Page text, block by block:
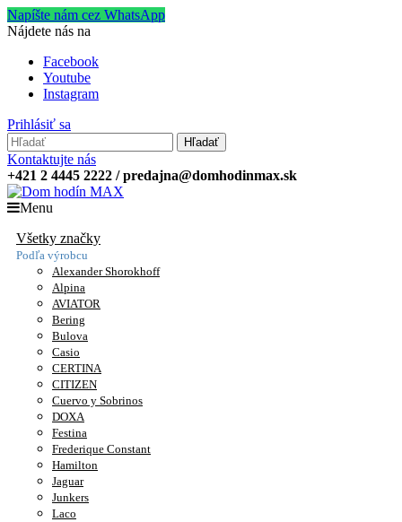
Napíšte nám cez WhatsApp
Nájdete nás na
Facebook
Youtube
Instagram
Prihlásiť sa
Hľadať
Kontaktujte nás
+421 2 4445 2222 / predajna@domhodinmax.sk
Menu
Všetky značky
Podľa výrobcu
Alexander Shorokhoff
Alpina
AVIATOR
Bering
Bulova
Casio
CERTINA
CITIZEN
Cuervo y Sobrinos
DOXA
Festina
Frederique Constant
Hamilton
Jaguar
Junkers
Laco